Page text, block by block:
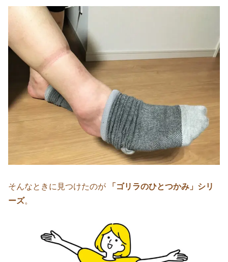
そんなときに見つけたのが
「ゴリラのひとつかみ」シリ
ーズ。